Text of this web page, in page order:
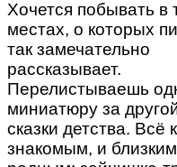
Хочется побывать в
местах, о которых
так замечательно
рассказывает.
Перелистываешь
миниатюру за
сказки детства. Всё
знакомым, и